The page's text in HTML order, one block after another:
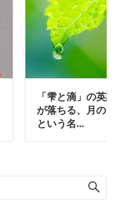
「雫と滴」の英
が落ちる、月の
という名…